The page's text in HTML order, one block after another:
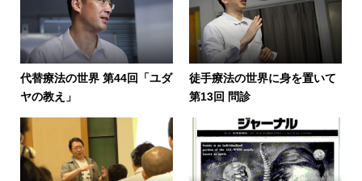
代替療法の世界 第44回「ユダ
ヤの教え」
徒手療法の世界に身を置いて
第13回 問診